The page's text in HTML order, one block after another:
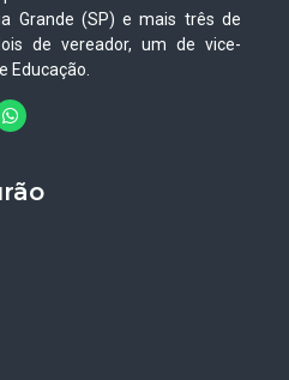
Grande (SP) e mais três de
de vereador, um de vice-
Educação.